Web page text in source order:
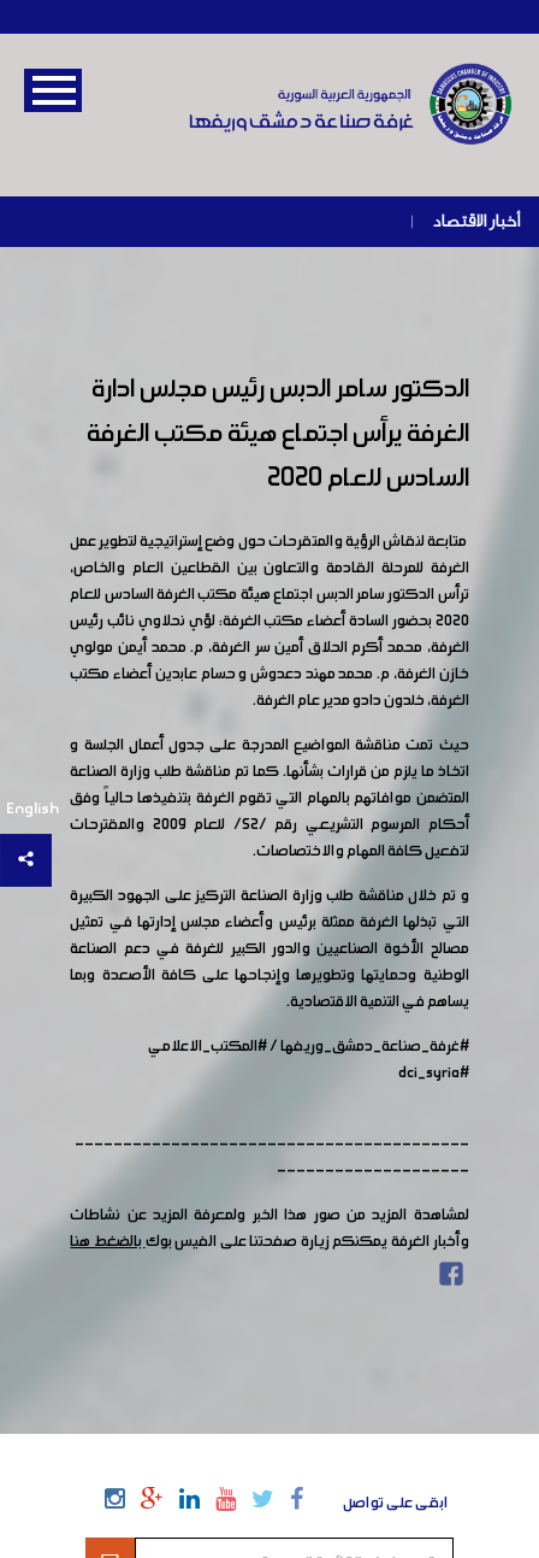
أخبار الاقتصاد |
English
الدكتور سامر الدبس رئيس مجلس ادارة
الغرفة يرأس اجتماع هيئة مكتب الغرفة
السادس للعام 2020
متابعة لنقاش الرؤية والمتقرحات حول وضع إستراتيجية لتطوير عمل
الغرفة للمرحلة القادمة والتعاون بين القطاعين العام والخاص،
ترأس الدكتور سامر الدبس اجتماع هيئة مكتب الغرفة السادس للعام
2020 بحضور السادة أعضاء مكتب الغرفة: لؤي نحلاوي نائب رئيس
الغرفة، محمد أكرم الحلاق أمين سر الغرفة، م. محمد أيمن مولوي
خازن الغرفة، م. محمد مهند دعدوش و حسام عابدين أعضاء مكتب
الغرفة، خلدون دادو مدير عام الغرفة.
حيث تمت مناقشة المواضيع المدرجة على جدول أعمال الجلسة و
اتخاذ ما يلزم من قرارات بشأنها. كما تم مناقشة طلب وزارة الصناعة
المتضمن موافاتهم بالمهام التي تقوم الغرفة بتنفيذها حالياً وفق
أحكام المرسوم التشريعي رقم /52/ للعام 2009 والمقترحات
لتفعيل كافة المهام والاختصاصات.
و تم خلال مناقشة طلب وزارة الصناعة التركيز على الجهود الكبيرة
التي تبذلها الغرفة ممثلة برئيس وأعضاء مجلس إدارتها في تمثيل
مصالح الأخوة الصناعيين والدور الكبير للغرفة في دعم الصناعة
الوطنية وحمايتها وتطويرها وإنجاحها على كافة الأصعدة وبما
يساهم في التنمية الاقتصادية.
#غرفة_صناعة_دمشق_وريفها/#المكتب_الاعلامي
#dci_syria
-----------------------------------------
--------------------
لمشاهدة المزيد من صور هذا الخبر ولمعرفة المزيد عن نشاطات
وأخبار الغرفة يمكنكم زيارة صفحتنا على الفيس بوكبالضغط هنا
ابقى على تواصل